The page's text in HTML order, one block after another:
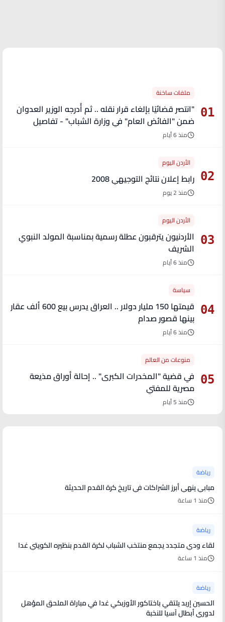
01
ملفات ساخنة
"انتصر قضائيًا بإلغاء قرار نقله .. ثم أُدرجه الوزير العدوان
ضمن "الفائض العام" في وزارة الشباب" - تفاصيل
منذ 6 أيام
02
الأردن اليوم
رابط إعلان نتائج التوجيهي 2008
منذ 2 يوم
03
الأردن اليوم
الأردنيون يترقبون عطلة رسمية بمناسبة المولد النبوي
الشريف
منذ 6 أيام
04
سياسة
قيمتها 150 مليار دولار .. العراق يدرس بيع 600 ألف عقار
بينها قصور صدام
منذ 6 أيام
05
منوعات من العالم
في قضية "المخدرات الكبرى" .. إحالة أوراق مذيعة
مصرية للمفتي
منذ 5 أيام
رياضة
مبابي ينهي أبرز الشراكات في تاريخ كرة القدم الحديثة
منذ 1 ساعة
رياضة
لقاء ودي متجدد يجمع منتخب الشباب لكرة القدم بنظيره الكويتي غدا
منذ 1 ساعة
رياضة
الحسين إربد يلتقي باختاكور الأوزبكي غدا في مباراة الملحق المؤهل
لدوري أبطال آسيا للنخبة